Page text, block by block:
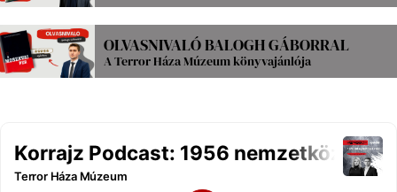
OLVASNIVALÓ BALOGH GÁBORRAL
A Terror Háza Múzeum könyvajánlója